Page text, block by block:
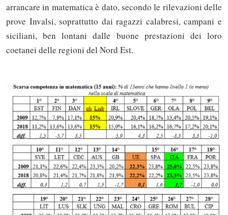
arrancare in matematica è dato, secondo le rilevazioni delle
prove Invalsi, soprattutto dai ragazzi calabresi, campani e
siciliani, ben lontani dalle buone prestazioni dei loro
coetanei delle regioni del Nord Est.